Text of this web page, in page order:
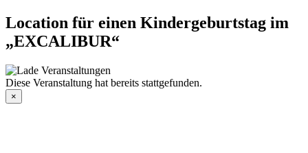
Location für einen Kindergeburtstag im
„EXCALIBUR“
Diese Veranstaltung hat bereits stattgefunden.
×